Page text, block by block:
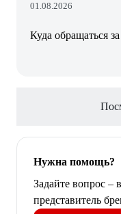
01.08.2026
Куда обращаться
Нужна помощь?
Задайте вопрос –
представитель